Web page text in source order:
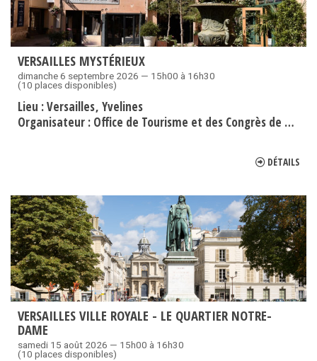
VERSAILLES MYSTÉRIEUX
dimanche 6 septembre 2026 — 15h00 à 16h30
(10 places disponibles)
Lieu :Versailles Yvelines
Organisateur : Office de Tourisme et des Congrès de Versailles Grand Parc
DÉTAILS
VERSAILLES VILLE ROYALE - LE QUARTIER NOTRE-
DAME
samedi 15 août 2026 — 15h00 à 16h30
(10 places disponibles)